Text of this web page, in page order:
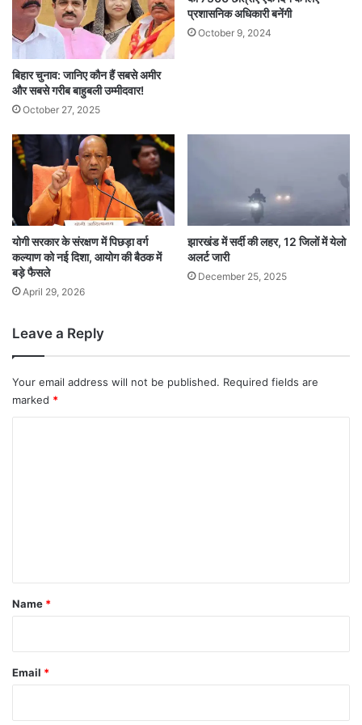
बिहार चुनाव: जानिए कौन हैं सबसे अमीर
और सबसे गरीब बाहुबली उम्मीदवार!
October 27, 2025
प्रशासनिक अधिकारी बनेंगी
October 9, 2024
योगी सरकार के संरक्षण में पिछड़ा वर्ग
कल्याण को नई दिशा, आयोग की बैठक में
बड़े फैसले
April 29, 2026
झारखंड में सर्दी की लहर, 12 जिलों में येलो
अलर्ट जारी
December 25, 2025
Leave a Reply
Your email address will not be published. Required fields are
marked *
*
Name *
Email *